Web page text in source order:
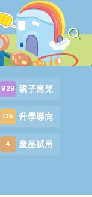
929 親子育兒
135 升學導向
4 產品試用